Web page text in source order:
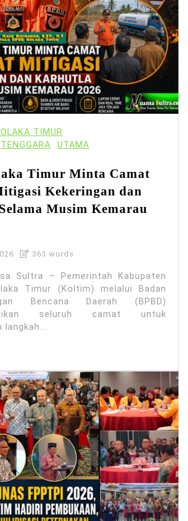
TIMUR
UTAMA
Timur Minta Camat
Kekeringan dan
Musim Kemarau
363 words
Sultra – Pemerintah Kabupaten
Timur (Koltim) melalui Badan
Bencana Daerah (BPBD)
seluruh camat untuk
langkah...